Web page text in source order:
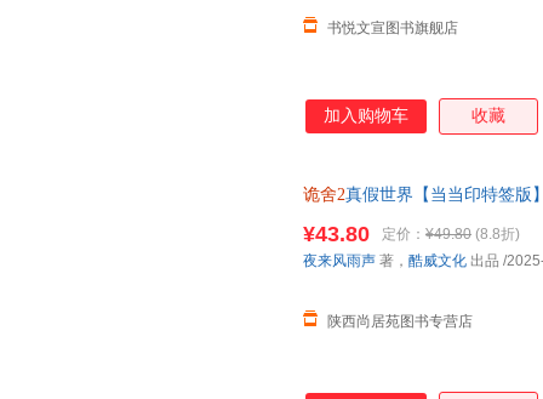
书悦文宣图书旗舰店
加入购物车 收藏
诡舍2真假世界【当当印特签版
¥43.80 定价： ¥49.80 (8.8折)
陕西尚居苑图书专营店
夜来风雨声 著， 酷威文化 出品 /